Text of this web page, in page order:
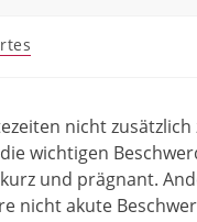
nicht
wichtigen
und prägnant.
nicht akute